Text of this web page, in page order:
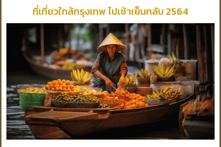
ที่เที่ยวใกล้กรุงเทพ ไปเช้าเย็นกลับ 2564